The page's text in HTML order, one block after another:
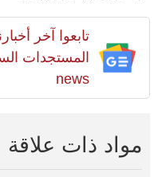
تابعوا آخر
news
مواد ذات علاقة